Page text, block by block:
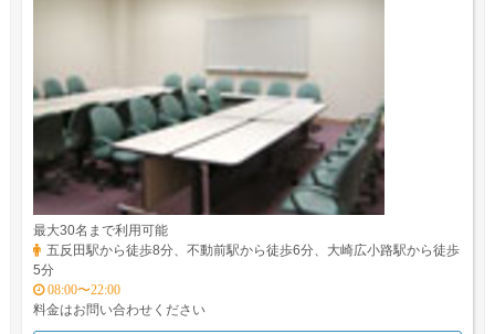
最大30名まで利用可能
五反田駅から徒歩8分、不動前駅から徒歩6分、大崎広小路駅から徒歩
5分
08:00〜22:00
料金はお問い合わせください